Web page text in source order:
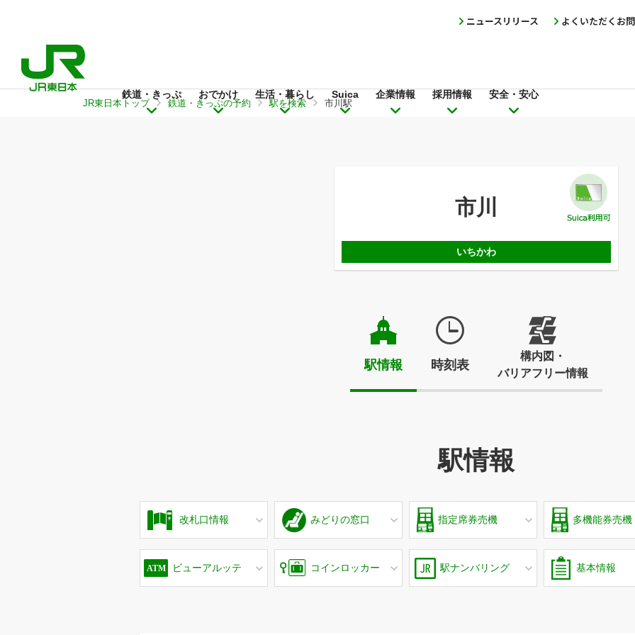
鉄道・きっぷ おでかけ 生活・暮らし Suica 企業情報 採用情報 安全・安心
よくいただくお
ニュースリリース
JR東日本トップ 鉄道・きっぷの予約 駅を検索 市川駅
市川
いちかわ
駅情報 時刻表
構内図・
バリアフリー情報
駅情報
改札口情報 みどりの窓口 指定席券売機 多機能券売機
ビューアルッテ コインロッカー 駅ナンバリング 基本情報